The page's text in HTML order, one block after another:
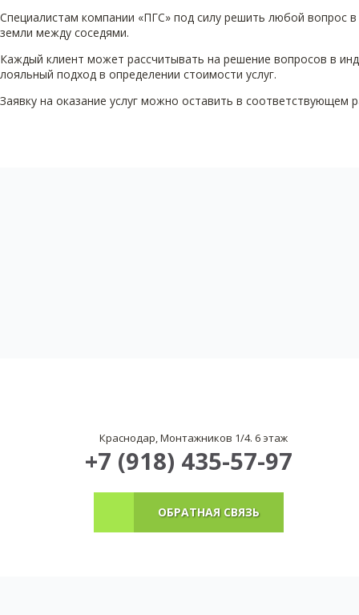
Специалистам компании «ПГС» под силу решить любой вопрос
земли между соседями.
Каждый клиент может рассчитывать на решение вопросов в
лояльный подход в определении стоимости услуг.
Заявку на оказание услуг можно оставить в соответствующем
Краснодар, Монтажников 1/4. 6 этаж
+7 (918) 435-57-97
ОБРАТНАЯ СВЯЗЬ